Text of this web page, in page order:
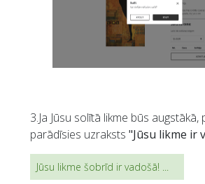
3.Ja Jūsu solītā likme būs augstākā,
parādīsies uzraksts "Jūsu likme ir
Jūsu likme šobrīd ir vadošā! ...